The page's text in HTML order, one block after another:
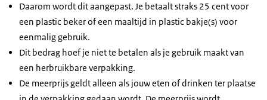
Daarom wordt dit aangepast. Je betaalt straks 25 cent voor
een plastic beker of een maaltijd in plastic bakje(s) voor
eenmalig gebruik.
Dit bedrag hoef je niet te betalen als je gebruik maakt van
een herbruikbare verpakking.
De meerprijs geldt alleen als jouw eten of drinken ter plaatse